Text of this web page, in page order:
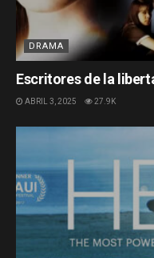
DRAMA
Escritores de la
ABRIL 3, 2025 27.9K